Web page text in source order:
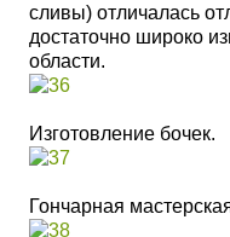
сливы) отличалась
достаточно широко
области.
Изготовление бочек.
Гончарная